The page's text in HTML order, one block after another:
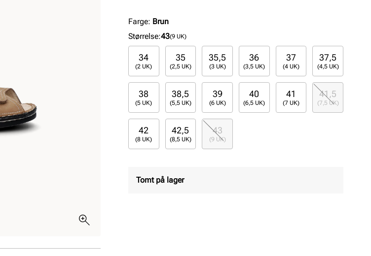
Farge: Brun
Størrelse:43(9 UK)
34
(2 UK)
35
(2,5 UK)
35,5
(3 UK)
36
(3,5 UK)
37
(4 UK)
37,5
(4,5 UK)
38
(5 UK)
38,5
(5,5 UK)
39
(6 UK)
40
(6,5 UK)
41
(7 UK)
41,5
(7,5 UK)
42
(8 UK)
42,5
(8,5 UK)
43
(9 UK)
Tomt på lager